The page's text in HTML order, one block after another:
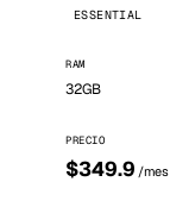
ESSENTIAL
RAM
32GB
PRECIO
$349.9 /mes